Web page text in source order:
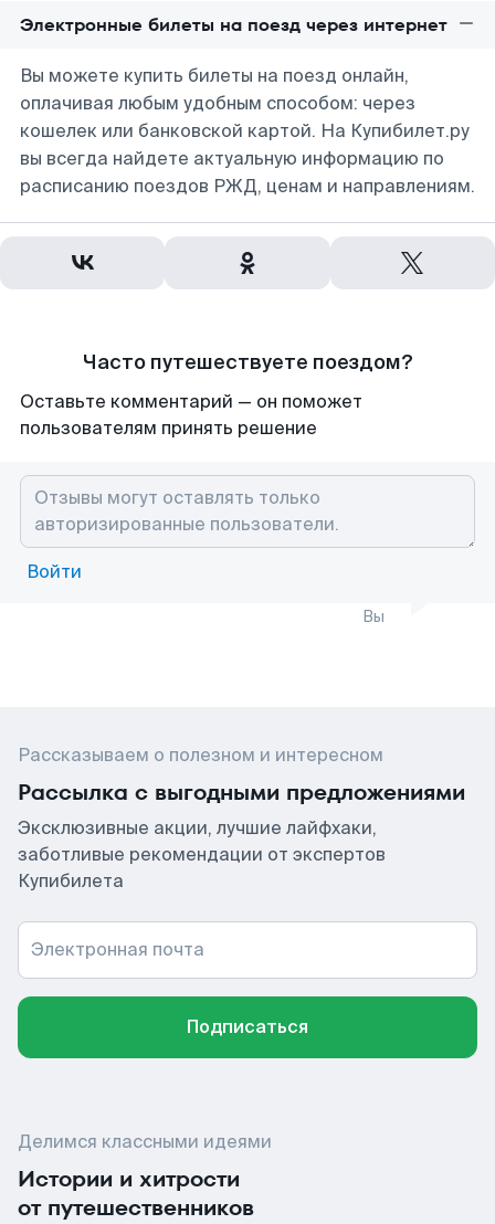
Электронные билеты на поезд через интернет
Вы можете купить билеты на поезд онлайн,
оплачивая любым удобным способом: через
кошелек или банковской картой. На Купибилет.ру
вы всегда найдете актуальную информацию по
расписанию поездов РЖД, ценам и направлениям.
Часто путешествуете поездом?
Оставьте комментарий — он поможет
пользователям принять решение
Войти
Вы
Рассказываем о полезном и интересном
Рассылка с выгодными предложениями
Эксклюзивные акции, лучшие лайфхаки,
заботливые рекомендации от экспертов
Купибилета
Электронная почта
Подписаться
Делимся классными идеями
Истории и хитрости
от путешественников